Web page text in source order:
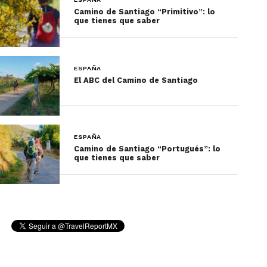
La comida típica de España
según la región a la que
Los platillos típicos de España pueden
Camino de Santiago “Primitivo”: lo
que tienes que saber
ESPAÑA
El ABC del Camino de Santiago
ESPAÑA
Camino de Santiago “Portugués”: lo
que tienes que saber